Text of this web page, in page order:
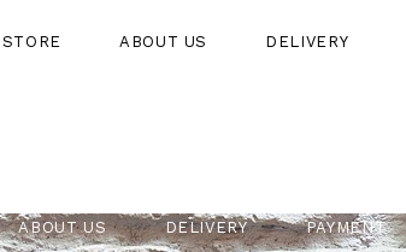
ABOUT US DELIVERY PAYMENT
ABOUT US DELIVERY